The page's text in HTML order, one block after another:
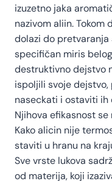
izuzetno jaka
nazivom aliin. Tokom
dolazi do pretvaranja
specifičan miris
destruktivno dejstvo
ispoljili svoje
naseckati i ostaviti ih
Njihova efikasnost
Kako alicin nije
staviti u hranu na
Sve vrste lukova
od materija, koji